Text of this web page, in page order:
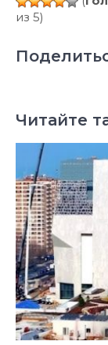
из 5)
Читайте